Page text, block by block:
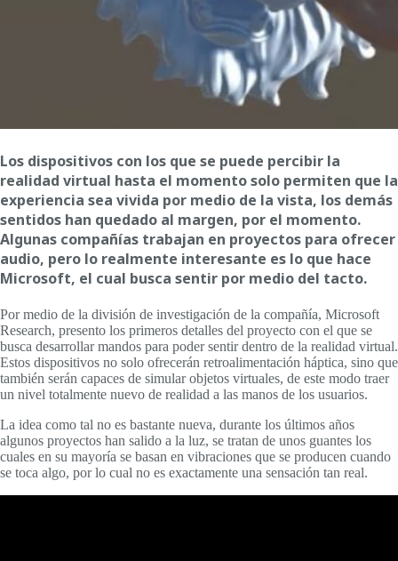
Los dispositivos con los que se puede percibir la
realidad virtual hasta el momento solo permiten que la
experiencia sea vivida por medio de la vista, los demás
sentidos han quedado al margen, por el momento.
Algunas compañías trabajan en proyectos para ofrecer
audio, pero lo realmente interesante es lo que hace
Microsoft, el cual busca sentir por medio del tacto.
Por medio de la división de investigación de la compañía, Microsoft
Research, presento los primeros detalles del proyecto con el que se
busca desarrollar mandos para poder sentir dentro de la realidad virtual.
Estos dispositivos no solo ofrecerán retroalimentación háptica, sino que
también serán capaces de simular objetos virtuales, de este modo traer
un nivel totalmente nuevo de realidad a las manos de los usuarios.
La idea como tal no es bastante nueva, durante los últimos años
algunos proyectos han salido a la luz, se tratan de unos guantes los
cuales en su mayoría se basan en vibraciones que se producen cuando
se toca algo, por lo cual no es exactamente una sensación tan real.